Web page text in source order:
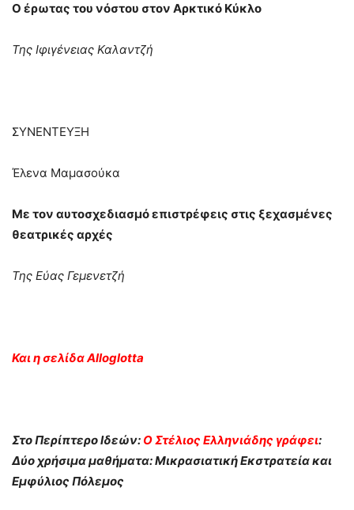
Ο έρωτας του νόστου στον Αρκτικό Κύκλο
Της Ιφιγένειας Καλαντζή
ΣΥΝΕΝΤΕΥΞΗ
Έλενα Μαμασούκα
Με τον αυτοσχεδιασμό επιστρέφεις στις ξεχασμένες
θεατρικές αρχές
Της Εύας Γεμενετζή
Και η σελίδα Alloglotta
Στο Περίπτερο Ιδεών: Ο Στέλιος Ελληνιάδης γράφει:
Δύο χρήσιμα μαθήματα: Μικρασιατική Εκστρατεία και
Εμφύλιος Πόλεμος